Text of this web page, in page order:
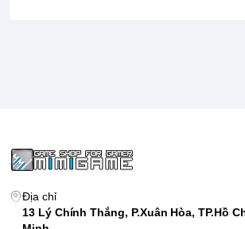
Địa chỉ
13 Lý Chính Thắng, P.Xuân Hòa, TP.Hồ